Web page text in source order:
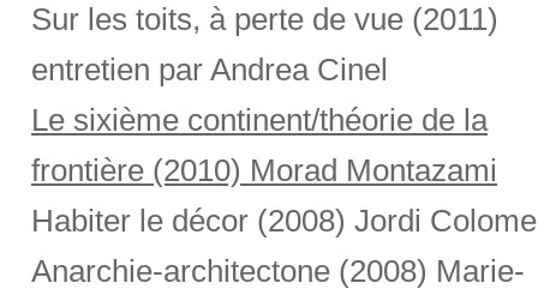
Sur les toits, à perte de vue (2011)
entretien par Andrea Cinel
Le sixième continent/théorie de la
frontière (2010) Morad Montazami
Habiter le décor (2008) Jordi
Anarchie-architectone (2008) Marie-